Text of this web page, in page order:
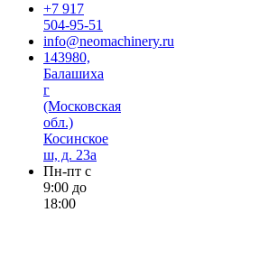
+7 917
504-95-51
info@neomachinery.ru
143980,
Балашиха
г
(Московская
обл.)
Косинское
ш, д. 23а
Пн-пт с
9:00 до
18:00